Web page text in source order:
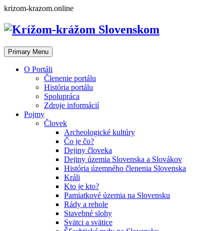
Skip
content
krizom-krazom.online
Primary Menu
O Portáli
Členenie portálu
História portálu
Spolupráca
Zdroje informácií
Pojmy
Človek
Archeologické kultúry
Čo je čo?
Dejiny človeka
Dejiny územia Slovenska a Slovákov
História územného členenia Slovenska
Králi
Kto je kto?
Pamiatkové územia na Slovensku
Rády a rehole
Stavebné slohy
Svätci a svätice